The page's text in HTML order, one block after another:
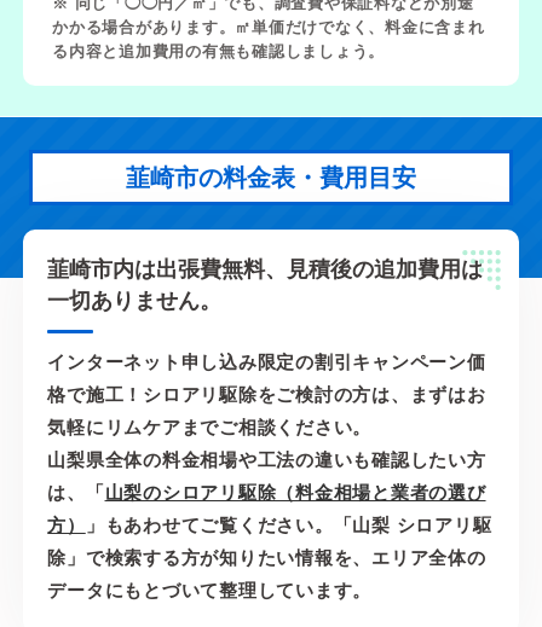
かかる場合があります。㎡単価だけでなく、料金に含まれ
る内容と追加費用の有無も確認しましょう。
韮崎市の料金表・費用目安
韮崎市内は出張費無料、見積後の追加費用は
一切ありません。
インターネット申し込み限定の割引キャンペーン価
格で施工！シロアリ駆除をご検討の方は、まずはお
気軽にリムケアまでご相談ください。
山梨県全体の料金相場や工法の違いも確認したい方
は、「山梨のシロアリ駆除（料金相場と業者の選び
方）
」もあわせてご覧ください。「山梨 シロアリ駆
除」で検索する方が知りたい情報を、エリア全体の
データにもとづいて整理しています。